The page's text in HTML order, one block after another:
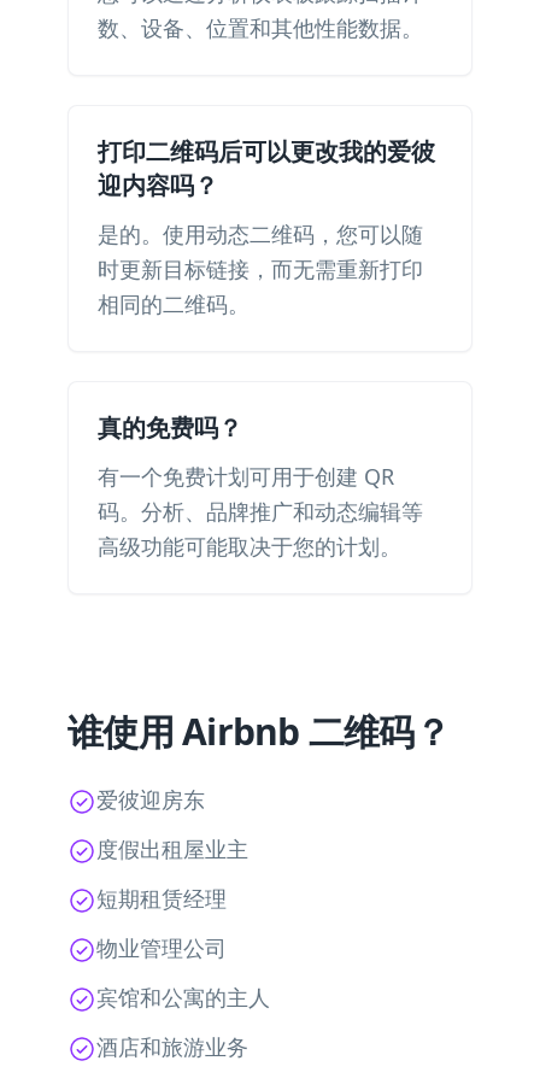
数、设备、位置和其他性能数据。
打印二维码后可以更改我的爱彼
迎内容吗？
是的。使用动态二维码，您可以随
时更新目标链接，而无需重新打印
相同的二维码。
真的免费吗？
有一个免费计划可用于创建 QR
码。分析、品牌推广和动态编辑等
高级功能可能取决于您的计划。
谁使用 Airbnb 二维码？
爱彼迎房东
度假出租屋业主
短期租赁经理
物业管理公司
宾馆和公寓的主人
酒店和旅游业务